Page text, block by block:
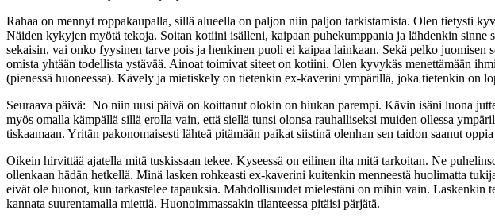
Rahaa on mennyt roppakaupalla, sillä alueella on paljon niin paljon tar­kistamista. Olen tietysti
Näiden kykyjen myötä tekoja. Soitan kotiini isälleni, kaipaan puhekumppania ja lähdenkin
sekaisin, vai onko fyysinen tarve pois ja henkinen puoli ei kaipaa lainkaan. Sekä pelko
omista yhtään todellista ystävää. Ainoat toimivat siteet on kotiini. Olen kyvykäs menettämään
(pienessä huoneessa). Kävely ja mietiskely on tie­tenkin ex-kaverini ympärillä, joka tietenkin on
Seuraava päivä: No niin uusi päivä on koittanut olokin on hiukan parempi. Kävin isäni luona
myös omalla kämpällä sillä erolla vain, että siellä tunsi olonsa rauhalliseksi muiden ollessa
tiskaamaan. Yritän pakonomaisesti lähteä pitämään paikat siistinä olenhan sen taidon saanut
Oikein hirvittää ajatella mitä tuskissaan tekee. Kyseessä on eilinen ilta mitä tarkoitan. Ne
ollenkaan hädän hetkellä. Minä lasken rohkeasti ex-kaverini kuitenkin menneestä huolimatta
eivät ole huonot, kun tarkastelee tapauksia. Mahdollisuudet mielestäni on mihin vain.
kannata suurentamalla miettiä. Huonoimmassakin tilanteessa pitäisi pärjätä.